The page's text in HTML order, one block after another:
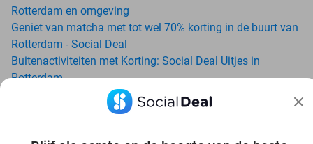
Rotterdam en omgeving
Geniet van matcha met tot wel 70% korting in de buurt van
Rotterdam - Social Deal
Buitenactiviteiten met Korting: Social Deal Uitjes in
Rotterdam
Ga voordelig de padelbaan op met Social Deal in de buurt